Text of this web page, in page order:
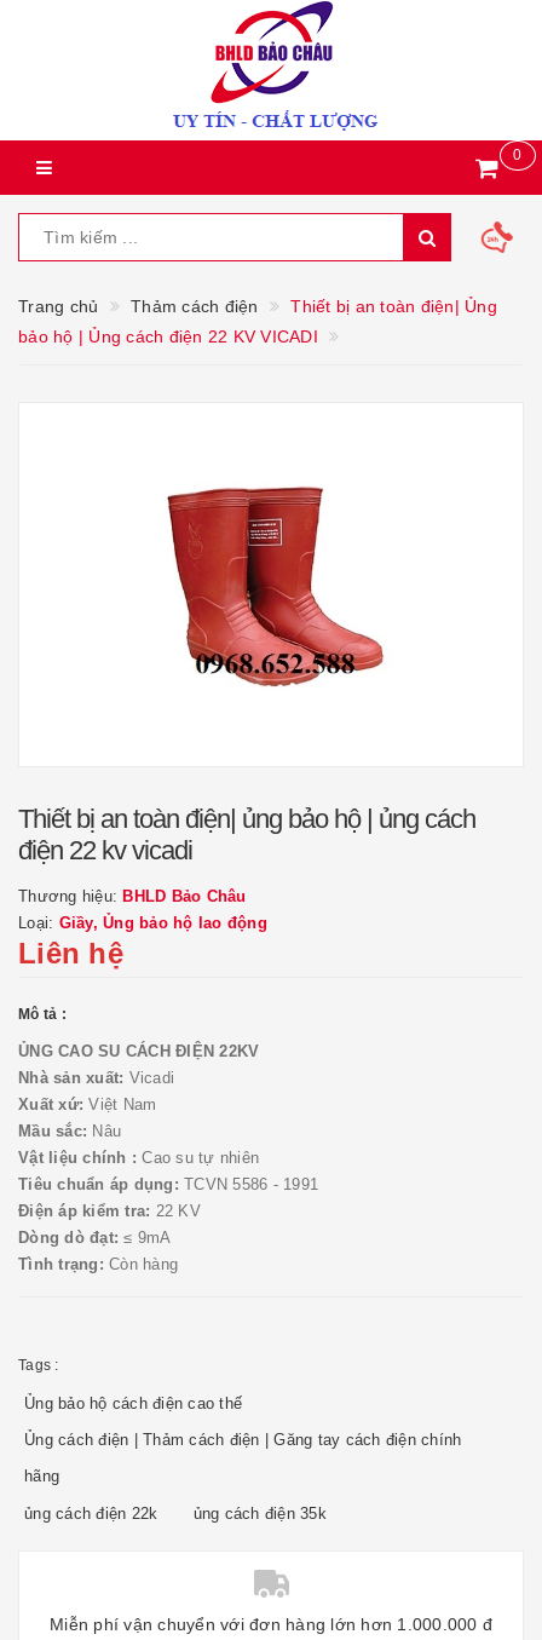
0
Trang chủ Thảm cách điện
Thiết bị an toàn điện| Ủng
bảo hộ | Ủng cách điện 22 KV VICADI
Thiết bị an toàn điện| ủng bảo hộ | ủng cách
điện 22 kv vicadi
Thương hiệu: BHLD Bảo Châu
Loại: Giầy, Ủng bảo hộ lao động
Liên hệ
Mô tả :
ỦNG CAO SU CÁCH ĐIỆN 22KV
Nhà sản xuất: Vicadi
Xuất xứ: Việt Nam
Mầu sắc: Nâu
Vật liệu chính : Cao su tự nhiên
Tiêu chuẩn áp dụng: TCVN 5586 - 1991
Điện áp kiểm tra: 22 KV
Dòng dò đạt:≤ 9mA
Tình trạng: Còn hàng
Tags :
Ủng bảo hộ cách điện cao thế
Ủng cách điện | Thảm cách điện | Găng tay cách điện chính
hãng
ủng cách điện 22k ủng cách điện 35k
Miễn phí vận chuyển với đơn hàng lớn hơn 1.000.000 đ